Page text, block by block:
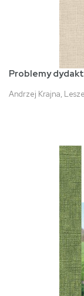
Problemy
Andrzej Krajna,